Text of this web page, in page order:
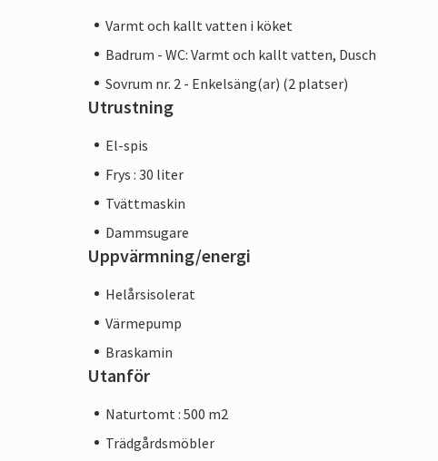
Varmt och kallt vatten i köket
Badrum - WC: Varmt och kallt vatten, Dusch
Sovrum nr. 2 - Enkelsäng(ar) (2 platser)
Utrustning
El-spis
Frys : 30 liter
Tvättmaskin
Dammsugare
Uppvärmning/energi
Helårsisolerat
Värmepump
Braskamin
Utanför
Naturtomt : 500 m2
Trädgårdsmöbler